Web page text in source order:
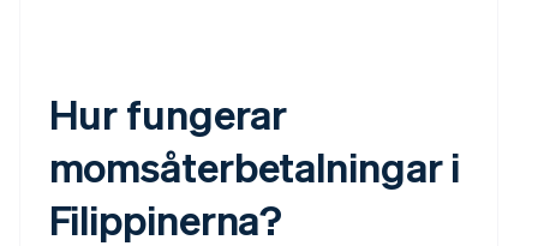
Hur fungerar
momsåterbetalningar i
Filippinerna?